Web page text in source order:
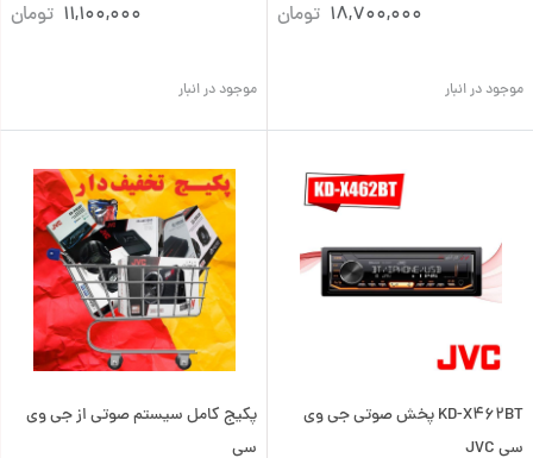
18,700,000 تومان
موجود در انبار
11,100,000 تومان
موجود در انبار
KD-X462BT پخش صوتی جی وی
سی JVC
پکیج کامل سیستم صوتی از جی وی
سی